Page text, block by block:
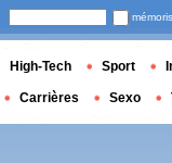
High-Tech Sport
Carrières Sexo